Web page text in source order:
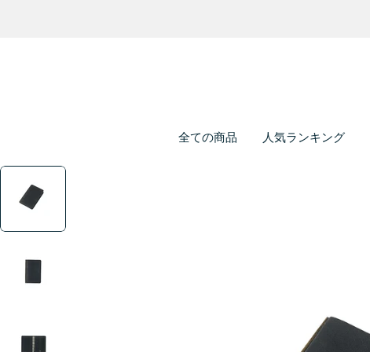
全ての商品
人気ランキング